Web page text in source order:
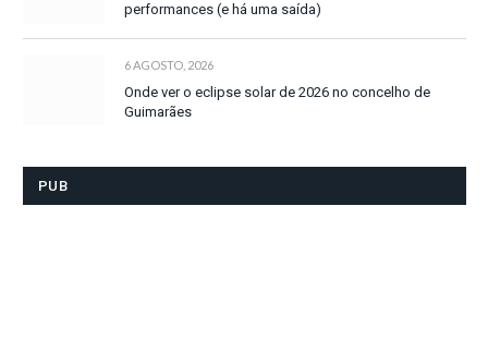
performances (e há uma saída)
6 AGOSTO, 2026
Onde ver o eclipse solar de 2026 no concelho de
Guimarães
PUB